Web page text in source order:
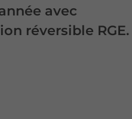
avec
réversible RGE.